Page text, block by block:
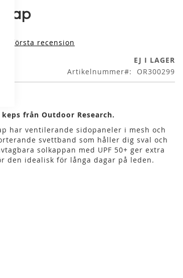
första recension
EJ I LAGER
Artikelnummer
OR300299
från Outdoor Research.
har ventilerande sidopaneler i mesh och
svettband som håller dig sval och
solkappan med UPF 50+ ger extra
den idealisk för långa dagar på leden.